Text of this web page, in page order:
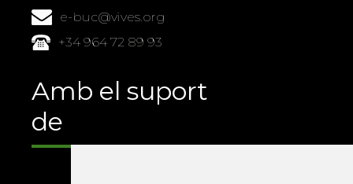
e-buc@vives.org
+34 964 72 89 93
Amb el suport
de